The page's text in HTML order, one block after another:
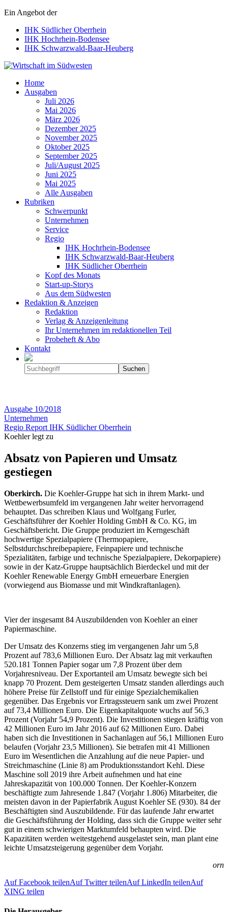
Ein Angebot der
IHK Südlicher Oberrhein
IHK Hochrhein-Bodensee
IHK Schwarzwald-Baar-Heuberg
Wirtschaft im Südwesten
Home
Ausgaben
Juli 2026
Mai 2026
März 2026
Dezember 2025
November 2025
Oktober 2025
September 2025
Juli/August 2025
Juni 2025
Mai 2025
Alle Ausgaben
Rubriken
Schwerpunkt
Unternehmen
Service
Regio
IHK Hochrhein-Bodensee
IHK Schwarzwald-Baar-Heuberg
IHK Südlicher Oberrhein
Kopf des Monats
Start-up-Storys
Aus dem Südwesten
Redaktion & Anzeigen
Redaktion
Verlag & Anzeigenleitung
Ihr Unternehmen im redaktionellen Teil
Probeheft & Abo
Kontakt
Ausgabe 10/2018
Unternehmen
Regio Report IHK Südlicher Oberrhein
Koehler legt zu
Absatz von Papieren und Umsatz
gestiegen
Oberkirch. Die Koehler-Gruppe hat sich in ihrem Markt- und
Wettbewerbsumfeld im vergangenen Jahr weiter hervorragend
behauptet. Das schreiben Klaus und Wolfgang Furler,
Geschäftsführer der Koehler Holding GmbH & Co. KG, im
Geschäftsbericht. Die Gruppe produziert im Kerngeschäft
hochwertige Spezialpapiere (Thermopapiere,
Selbstdurchschreibepapiere, Feinpapiere und technische
Spezialitäten, farbige und technische Spezialpapiere, Dekorpapiere)
sowie in der Katz-Gruppe hauptsächlich Bierdeckel und mit der
Koehler Renewable Energy GmbH erneuerbare Energien
(vorwiegend aus Biomasse und mit Windkraftanlagen).
Vier der insgesamt 84 Auszubildenden von Koehler an einer
Papiermaschine.
Der Umsatz des Konzerns stieg im vergangenen Jahr um 5,8
Prozent auf 783,6 Millionen Euro. Der Absatz lag mit verkauften
520.181 Tonnen Papier sogar um 7,8 Prozent über dem
Vorjahresniveau. Der Exportanteil am Umsatz bewegte sich bei
knapp 70 Prozent. Dem gesteigerten Umsatz standen allerdings auch
höhere Preise für Zellstoff und für einige Spezialchemikalien
gegenüber. Das Ergebnis vor Ertragssteuern sank um zwei Prozent
auf 73,4 Millionen Euro. Die Eigenkapitalquote wuchs auf 56,3
Prozent (Vorjahr 54,9 Prozent). Die Investitionen stiegen kräftig von
42 Millionen Euro im Jahr 2016 auf 62 Millionen Euro. Dabei
haben sich die Investitionen in Sachanlagen auf 56,1 Millionen Euro
belaufen (Vorjahr 23,5 Millionen). Sie betrafen mit 41 Millionen
Euro im Wesentlichen die Anzahlung auf die neue Papier- und
Streichmaschine (Linie 8) am Produktionsstandort Kehl. Diese
Maschine soll 2019 ihre Arbeit aufnehmen und hat eine
Jahreskapazität von 100.000 Tonnen. Der Koehler-Konzern
beschäftigte zum Jahresende 1.847 (Vorjahr 1.806) Mitarbeiter, die
meisten davon in der Papierfabrik August Koehler SE (930). 84 der
Beschäftigten sind Auszubildende. Für das laufende Jahr erwartet
die Geschäftsführung der Holding, dass sich die Gruppe weiter sehr
gut in einem schwierigen Marktumfeld behaupten wird. Die
Kapazitäten werden weitestgehend ausgelastet sein, man plant eine
leichte Umsatzsteigerung gegenüber dem Vorjahr.
orn
Auf Facebook teilenAuf Twitter teilenAuf LinkedIn teilenAuf
XING teilen